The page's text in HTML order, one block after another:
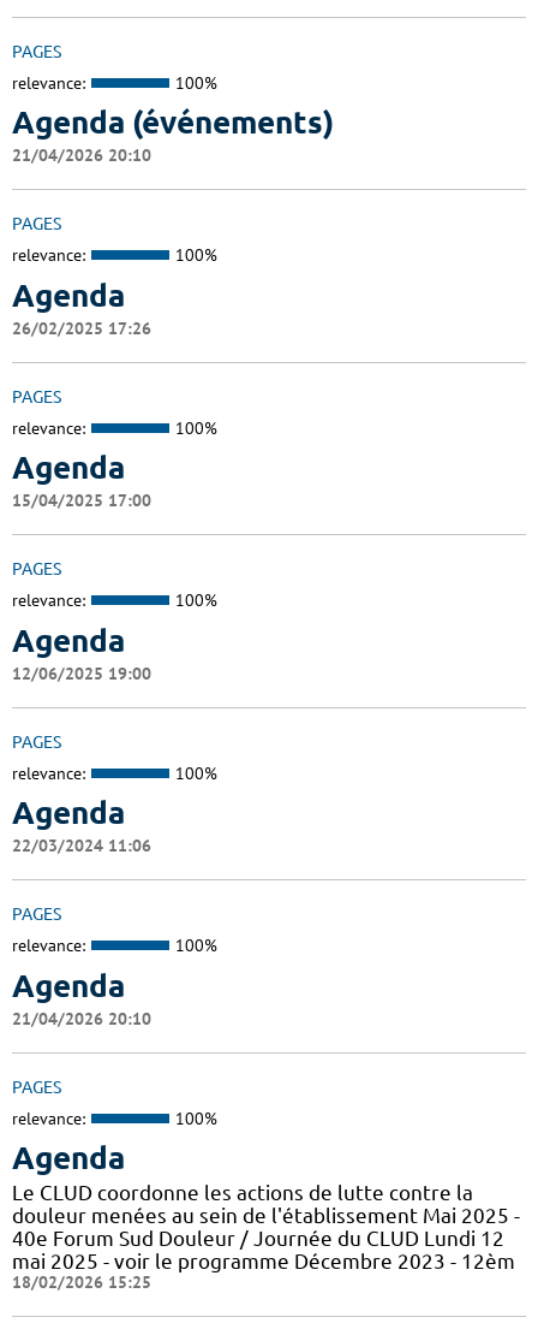
PAGES
relevance: 100%
Agenda (événements)
21/04/2026 20:10
PAGES
relevance: 100%
Agenda
26/02/2025 17:26
PAGES
relevance: 100%
Agenda
15/04/2025 17:00
PAGES
relevance: 100%
Agenda
12/06/2025 19:00
PAGES
relevance: 100%
Agenda
22/03/2024 11:06
PAGES
relevance: 100%
Agenda
21/04/2026 20:10
PAGES
relevance: 100%
Agenda
Le CLUD coordonne les actions de lutte contre la
douleur menées au sein de l'établissement Mai 2025 -
40e Forum Sud Douleur / Journée du CLUD Lundi 12
mai 2025 - voir le programme Décembre 2023 - 12èm
18/02/2026 15:25